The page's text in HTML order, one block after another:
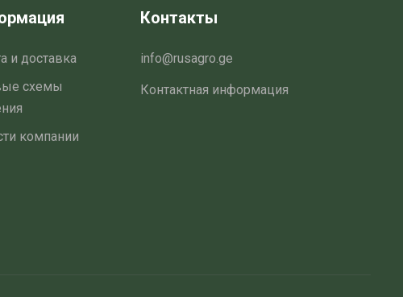
и доставка
схемы
компании
Контакты
info@rusagro.ge
Контактная информация